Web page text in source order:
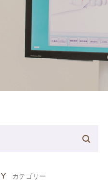
スタッフインタビュー
カテゴリー